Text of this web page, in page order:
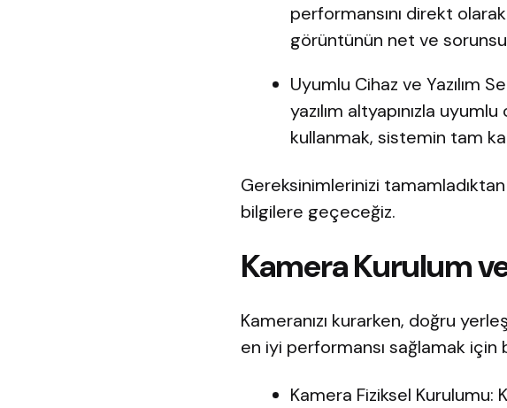
performansını direkt
görüntünün net ve
Uyumlu Cihaz ve Yazılım
yazılım altyapınızla
kullanmak, sistemin tam
Gereksinimlerinizi tamamladıktan
bilgilere geçeceğiz.
Kamera Kurulum
Kameranızı kurarken, doğru
en iyi performansı sağlamak için
Kamera Fiziksel Kurulumu: